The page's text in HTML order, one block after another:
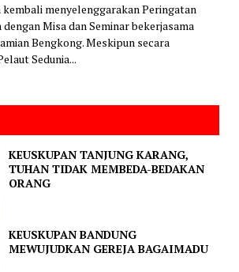
menyelenggarakan Peringatan
Misa dan Seminar bekerjasama
Bengkong. Meskipun secara
Sedunia...
KEUSKUPAN TANJUNG KARANG,
TUHAN TIDAK MEMBEDA-BEDAKAN
ORANG
KEUSKUPAN BANDUNG
MEWUJUDKAN GEREJA BAGAIMADU